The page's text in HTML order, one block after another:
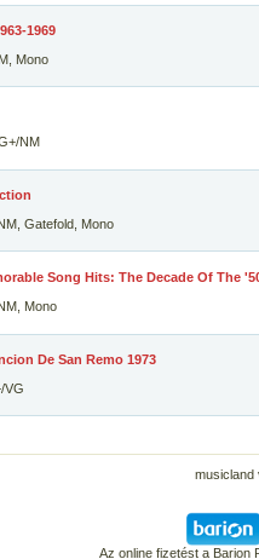
1969
Mono
NM
Gatefold, Mono
Song Hits: The Decade Of The
Mono
De San Remo 1973
VG
musicland
Az online fizetést a Barion